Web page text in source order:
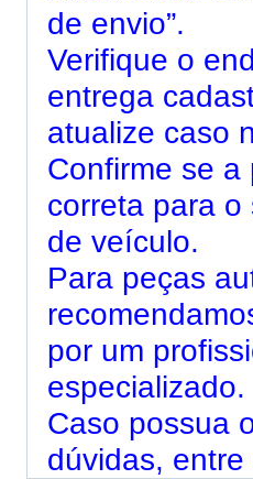
de envio”.
Verifique o
entrega
atualize caso
Confirme se a
correta para o
de veículo.
Para peças
por um
especializado.
Caso possua
dúvidas,